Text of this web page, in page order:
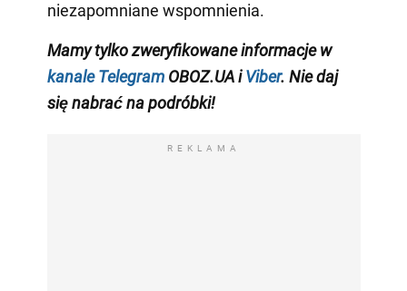
niezapomniane wspomnienia.
Mamy tylko zweryfikowane informacje w
kanale TelegramOBOZ.UA iViber. Nie daj
się nabrać na podróbki!
REKLAMA